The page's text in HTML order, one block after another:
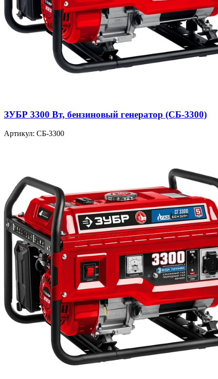
ЗУБР 3300 Вт, бензиновый генератор (СБ-3300)
Артикул: СБ-3300